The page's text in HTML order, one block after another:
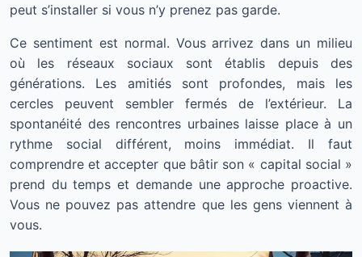
peut s’installer si vous n’y prenez pas garde.
Ce sentiment est normal. Vous arrivez dans un milieu
où les réseaux sociaux sont établis depuis des
générations. Les amitiés sont profondes, mais les
cercles peuvent sembler fermés de l’extérieur. La
spontanéité des rencontres urbaines laisse place à un
rythme social différent, moins immédiat. Il faut
comprendre et accepter que bâtir son « capital social »
prend du temps et demande une approche proactive.
Vous ne pouvez pas attendre que les gens viennent à
vous.